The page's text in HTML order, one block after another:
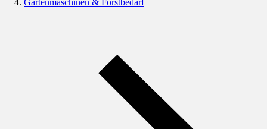
Gartenmaschinen & Forstbedarf